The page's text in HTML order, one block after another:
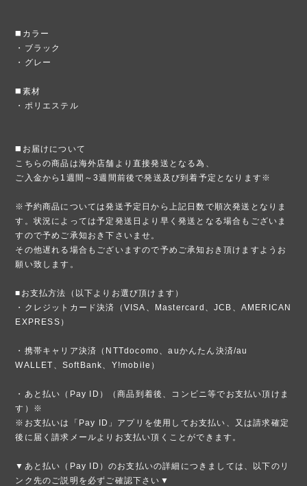
◼️カラー
・ブラック
・グレー
◼️素材
・ポリエステル
◼️お届けについて
こちらの商品は海外店舗より直接発送となる為、
ご入金から1週間～3週間前後で発送及び到着予定となります※
※予約商品については発送予定日から上記日数で順次発送となりま
す。状況によっては予定発送日より早く発送となる場合もございま
すので予めご承知おき下さいませ。
その他遅れる場合もございますので予めご承知おき頂けますようお
願い致します。
■お支払方法（以下よりお選び頂けます）
・クレジットカード決済（VISA、Mastercard、JCB、AMERICAN
EXPRESS）
・携帯キャリア決済（NTTdocomo、auかんたん決済/au
WALLET、SoftBank、Y!mobile）
・あと払い（Pay ID）（商品到着後、コンビニ等でお支払い頂けま
す）※
※お支払いは「Pay ID」アプリを使用してお支払い、又は請求確定
後に届く請求メールよりお支払い頂くことができます。
▼あと払い（Pay ID）のお支払いの詳細につきましては、以下のリ
ンク先のご説明を必ずご確認下さい▼